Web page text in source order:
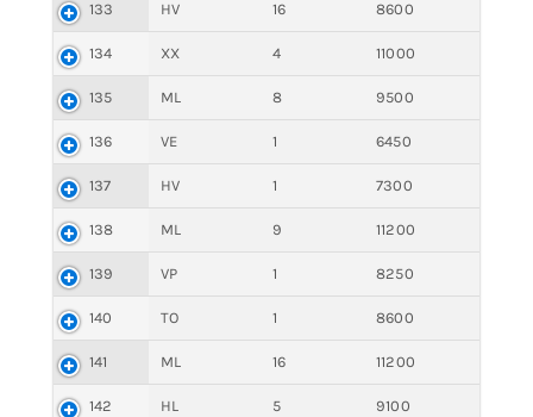
133 HV 16 8600
134 XX 4 11000
135 ML 8 9500
136 VE 1 6450
137 HV 1 7300
138 ML 9 11200
139 VP 1 8250
140 TO 1 8600
141 ML 16 11200
142 HL 5 9100